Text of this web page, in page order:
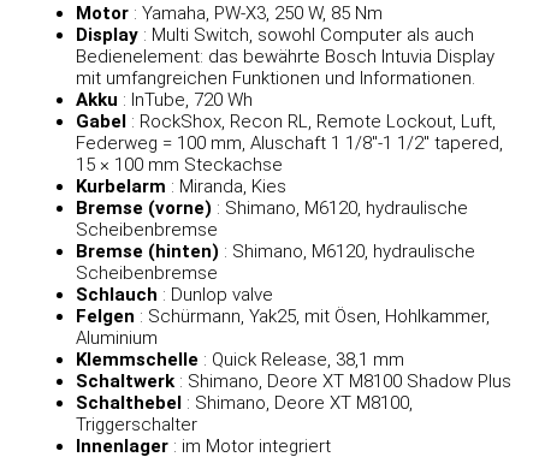
Motor : Yamaha, PW‑X3, 250 W, 85 Nm
Display : Multi Switch, sowohl Computer als auch
Bedienelement: das bewährte Bosch Intuvia Display
mit umfangreichen Funktionen und Informationen.
Akku : InTube, 720 Wh
Gabel : RockShox, Recon RL, Remote Lockout, Luft,
Federweg = 100 mm, Aluschaft 1 1/8″-1 1/2″ tapered,
15 × 100 mm Steckachse
Kurbelarm : Miranda, Kies
Bremse (vorne) : Shimano, M6120, hydraulische
Scheibenbremse
Bremse (hinten) : Shimano, M6120, hydraulische
Scheibenbremse
Schlauch : Dunlop valve
Felgen : Schürmann, Yak25, mit Ösen, Hohlkammer,
Aluminium
Klemmschelle : Quick Release, 38,1 mm
Schaltwerk : Shimano, Deore XT M8100 Shadow Plus
Schalthebel : Shimano, Deore XT M8100,
Triggerschalter
Innenlager : im Motor integriert